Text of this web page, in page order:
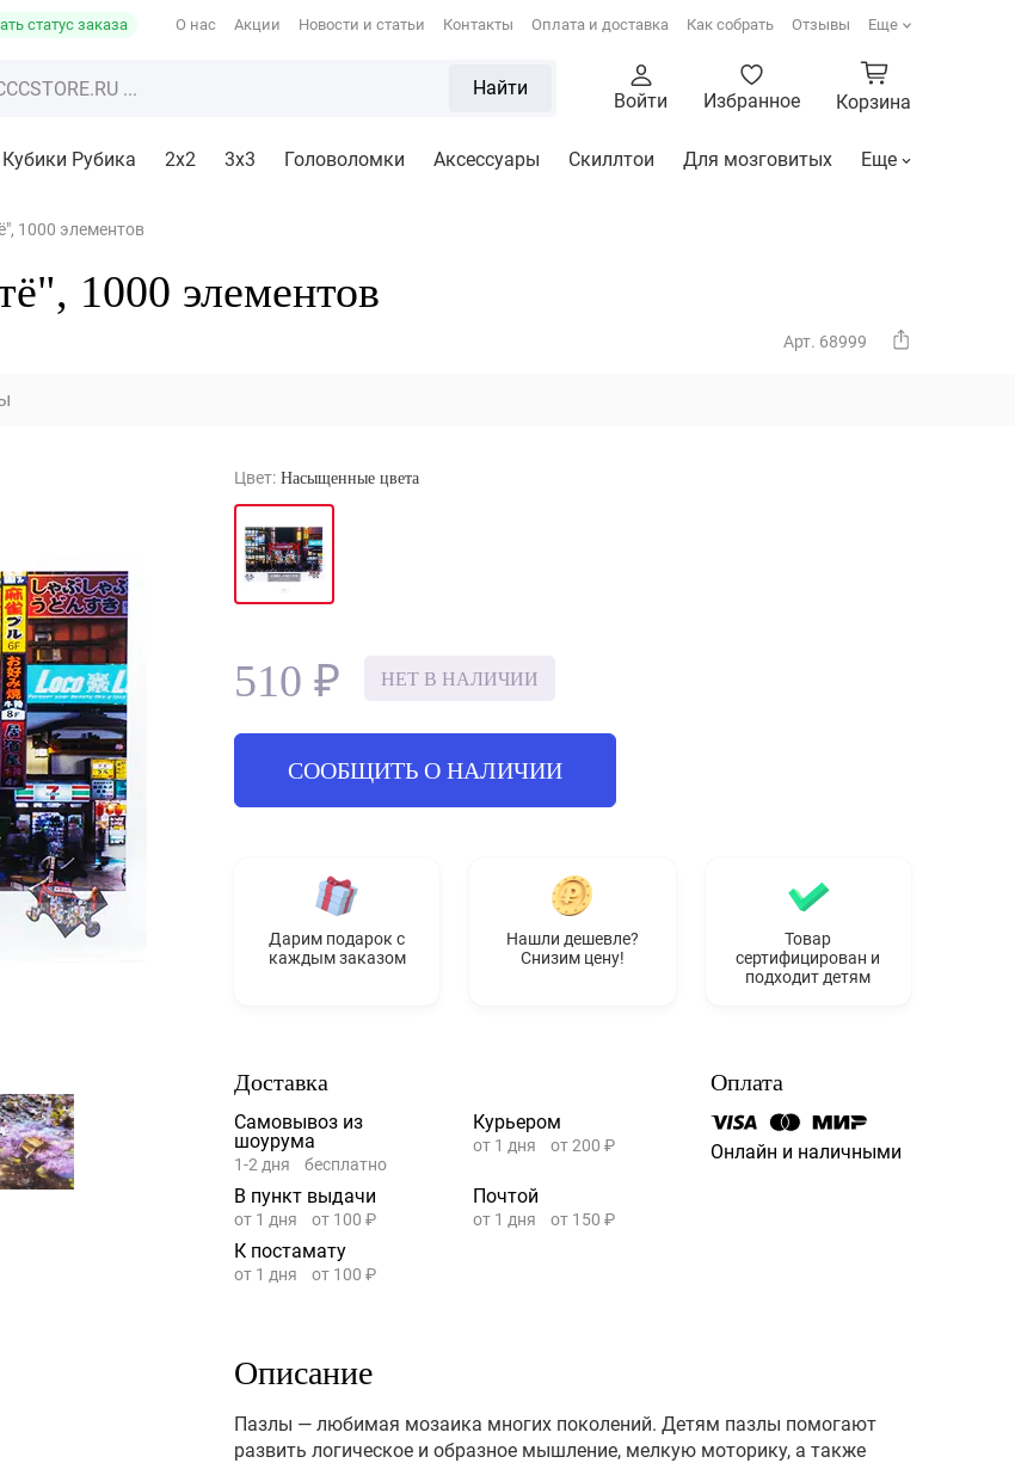
статус заказа О нас Акции Новости и статьи Контакты Оплата и доставка Как собрать Отзывы Еще
Найти
Войти Избранное Корзина
Кубики Рубика 2x2 3х3 Головоломки Аксессуары Скиллтои Для мозговитых Еще
1000 элементов
1000 элементов
Арт. 68999
Цвет: Насыщенные цвета
НЕТ В НАЛИЧИИ
510 ₽
СООБЩИТЬ О НАЛИЧИИ
Дарим подарок с
каждым заказом
Нашли дешевле?
Снизим цену!
Товар
сертифицирован и
подходит детям
Доставка
Самовывоз из
шоурума
1-2 дня бесплатно
Курьером
от 1 дня от 200 ₽
В пункт выдачи
от 1 дня от 100 ₽
Почтой
от 1 дня от 150 ₽
К постамату
от 1 дня от 100 ₽
Оплата
Онлайн и наличными
Описание
Пазлы — любимая мозаика многих поколений. Детям пазлы помогают
развить логическое и образное мышление, мелкую моторику, а также